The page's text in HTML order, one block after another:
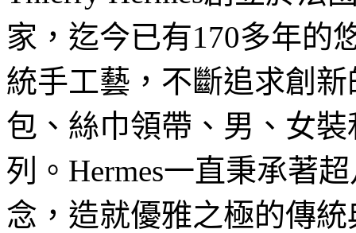
家，迄今已有170多年的
統手工藝，不斷追求創
包、絲巾領帶、男、女
列。Hermes一直秉承著
念，造就優雅之極的傳統